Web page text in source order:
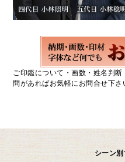
ご印鑑について・画数・姓名判
問があればお気軽にお問合せ下さ
シーン